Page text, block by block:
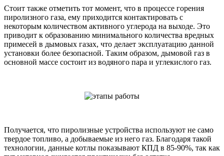
Стоит также отметить тот момент, что в процессе горения
пиролизного газа, ему приходится контактировать с
некоторым количеством активного углерода на выходе. Это
приводит к образованию минимального количества вредных
примесей в дымовых газах, что делает эксплуатацию данной
установки более безопасной. Таким образом, дымовой газ в
основной массе состоит из водяного пара и углекислого газ.
Получается, что пиролизные устройства используют не само
твердое топливо, а добываемые из него газ. Благодаря такой
технологии, данные котлы показывают КПД в 85-90%, так как